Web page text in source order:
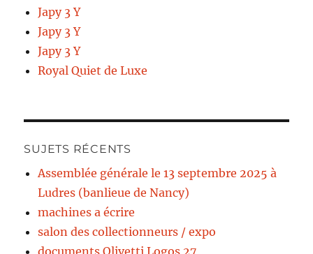
Japy 3 Y
Japy 3 Y
Japy 3 Y
Royal Quiet de Luxe
SUJETS RÉCENTS
Assemblée générale le 13 septembre 2025 à
Ludres (banlieue de Nancy)
machines a écrire
salon des collectionneurs / expo
documents Olivetti Logos 27